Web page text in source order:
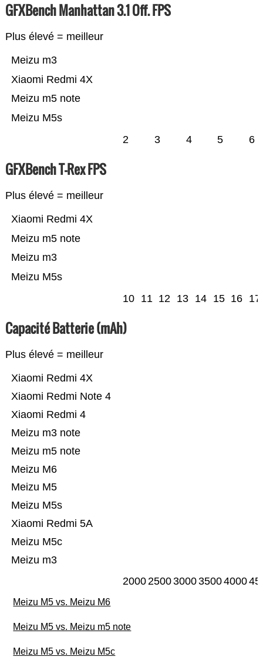
GFXBench Manhattan 3.1 Off. FPS
Plus élevé = meilleur
Meizu M5s
Meizu m5 note
Xiaomi Redmi 4X
Meizu m3
2 3 4 5 6
GFXBench T-Rex FPS
Plus élevé = meilleur
Meizu M5s
Meizu m3
Meizu m5 note
Xiaomi Redmi 4X
10 11 12 13 14 15 16 17
Capacité Batterie (mAh)
Plus élevé = meilleur
Meizu m3
Meizu M5c
Xiaomi Redmi 5A
Meizu M5s
Meizu M5
Meizu M6
Meizu m5 note
Meizu m3 note
Xiaomi Redmi 4
Xiaomi Redmi Note 4
Xiaomi Redmi 4X
20002500300035004000
Meizu M5 vs. Meizu M6
Meizu M5 vs. Meizu m5 note
Meizu M5 vs. Meizu M5c